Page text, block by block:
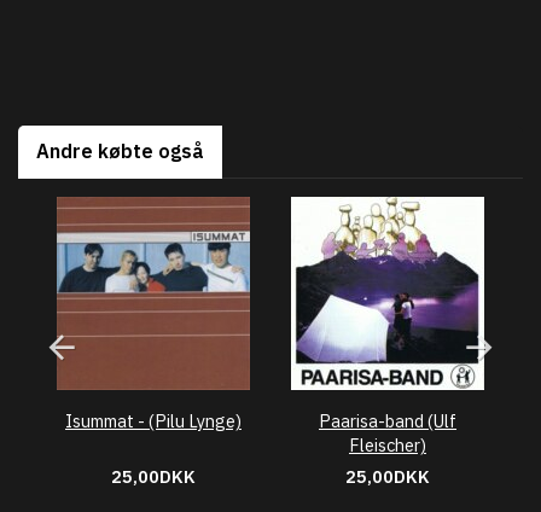
Andre købte også
Isummat - (Pilu Lynge)
25,00DKK
Paarisa-band (Ulf
Fleischer)
25,00DKK